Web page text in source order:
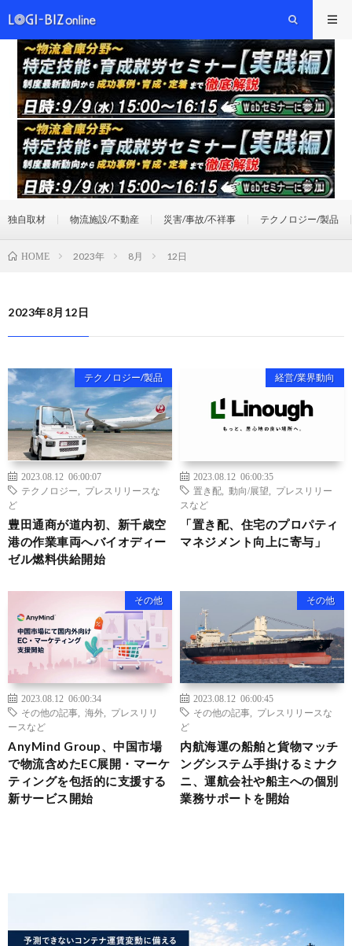
独自取材 物流施設/不動産 災害/事故/不祥事 テクノロジー/製品
HOME 2023年 8月 12日
2023年8月12日
テクノロジー/製品
2023.08.12 06:00:07
テクノロジー
プレスリリースな
ど
豊田通商が道内初、新千歳空
港の作業車両へバイオディー
ゼル燃料供給開始
経営/業界動向
2023.08.12 06:00:35
置き配
動向/展望
プレスリリー
スなど
「置き配、住宅のプロパティ
マネジメント向上に寄与」
その他
2023.08.12 06:00:34
その他の記事
海外
プレスリリ
ースなど
AnyMind Group、中国市場
で物流含めたEC展開・マーケ
ティングを包括的に支援する
新サービス開始
その他
2023.08.12 06:00:45
その他の記事
プレスリリースな
ど
内航海運の船舶と貨物マッチ
ングシステム手掛けるミナク
ニ、運航会社や船主への個別
業務サポートを開始